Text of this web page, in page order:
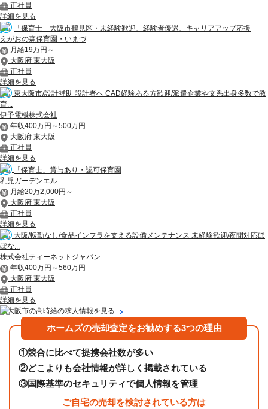
正社員
詳細を見る
「保育士」大阪市鶴見区・未経験歓迎、経験者優遇、キャリアアップ応援
えがおの森保育園・いまづ
月給19万円～
大阪府 東大阪
正社員
詳細を見る
東大阪市/設計補助 設計者へ CAD経験ある方歓迎/派遣企業や文系出身多数で教
育...
伊予電機株式会社
年収400万円～500万円
大阪府 東大阪
正社員
詳細を見る
「保育士」賞与あり・認可保育園
乳児ガーデンエル
月給20万2,000円～
大阪府 東大阪
正社員
詳細を見る
大阪/転勤なし/食品インフラを支える設備メンテナンス 未経験歓迎/夜間対応ほ
ぼな...
株式会社ティーネットジャパン
年収400万円～560万円
大阪府 東大阪
正社員
詳細を見る
東大阪市の高時給の求人情報を見る
ホームズの売却査定をお勧めする3つの理由
①競合に比べて提携会社数が多い
②どこよりも会社情報が詳しく掲載されている
③国際基準のセキュリティで個人情報を管理
ご自宅の売却を検討されている方は